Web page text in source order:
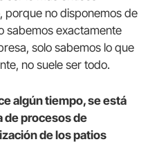
porque no disponemos de
sabemos exactamente
solo sabemos lo que
no suele ser todo.
algún tiempo, se está
de procesos de
de los patios